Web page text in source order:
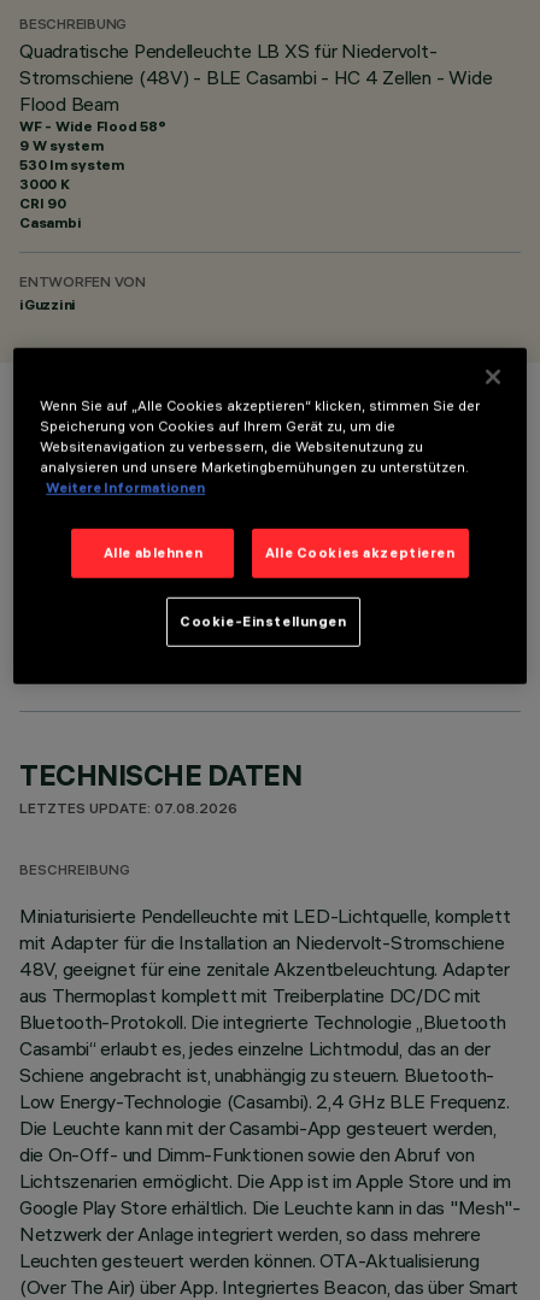
BESCHREIBUNG
Quadratische Pendelleuchte LB XS für Niedervolt-
Stromschiene (48V) - BLE Casambi - HC 4 Zellen - Wide
Flood Beam
WF - Wide Flood 58°
9 W system
530 lm system
3000 K
CRI 90
Casambi
ENTWORFEN VON
iGuzzini
FARBE
OPTIONALE KOMPONENTEN
TECHNISCHE DATEN
LETZTES UPDATE: 07.08.2026
BESCHREIBUNG
Miniaturisierte Pendelleuchte mit LED-Lichtquelle, komplett
mit Adapter für die Installation an Niedervolt-Stromschiene
48V, geeignet für eine zenitale Akzentbeleuchtung. Adapter
aus Thermoplast komplett mit Treiberplatine DC/DC mit
Bluetooth-Protokoll. Die integrierte Technologie „Bluetooth
Casambi“ erlaubt es, jedes einzelne Lichtmodul, das an der
Schiene angebracht ist, unabhängig zu steuern. Bluetooth-
Low Energy-Technologie (Casambi). 2,4 GHz BLE Frequenz.
Die Leuchte kann mit der Casambi-App gesteuert werden,
die On-Off- und Dimm-Funktionen sowie den Abruf von
Lichtszenarien ermöglicht. Die App ist im Apple Store und im
Google Play Store erhältlich. Die Leuchte kann in das "Mesh"-
Netzwerk der Anlage integriert werden, so dass mehrere
Leuchten gesteuert werden können. OTA-Aktualisierung
(Over The Air) über App. Integriertes Beacon, das über Smart
Wenn Sie auf „Alle Cookies akzeptieren“ klicken, stimmen Sie der
Speicherung von Cookies auf Ihrem Gerät zu, um die
Websitenavigation zu verbessern, die Websitenutzung zu
analysieren und unsere Marketingbemühungen zu unterstützen.
Weitere Informationen
Alle ablehnen Alle Cookies akzeptieren
Cookie-Einstellungen